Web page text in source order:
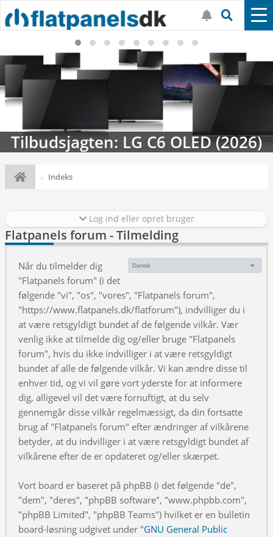
Tilbudsjagten: LG C6 OLED (2026)
Indeks
Log ind eller opret bruger
Flatpanels forum - Tilmelding
Sprog:
Dansk
Når du tilmelder dig
"Flatpanels forum" (i det
følgende "vi", "os", "vores", "Flatpanels forum",
"https://www.flatpanels.dk/flatforum"), indvilliger du i
at være retsgyldigt bundet af de følgende vilkår. Vær
venlig ikke at tilmelde dig og/eller bruge "Flatpanels
forum", hvis du ikke indvilliger i at være retsgyldigt
bundet af alle de følgende vilkår. Vi kan ændre disse til
enhver tid, og vi vil gøre vort yderste for at informere
dig, alligevel vil det være fornuftigt, at du selv
gennemgår disse vilkår regelmæssigt, da din fortsatte
brug af "Flatpanels forum" efter ændringer af vilkårene
betyder, at du indvilliger i at være retsgyldigt bundet af
vilkårene efter de er opdateret og/eller skærpet.
Vort board er baseret på phpBB (i det følgende "de",
"dem", "deres", "phpBB software", "www.phpbb.com",
"phpBB Limited", "phpBB Teams") hvilket er en bulletin
board-løsning udgivet under "GNU General Public